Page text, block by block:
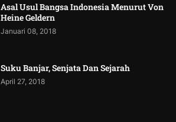
Asal Usul Bangsa Indonesia Menurut Von
Heine Geldern
Januari 08, 2018
Suku Banjar, Senjata Dan Sejarah
April 27, 2018